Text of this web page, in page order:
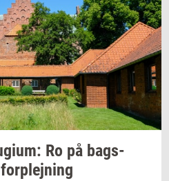
Ro på bags­
for­plej­ning